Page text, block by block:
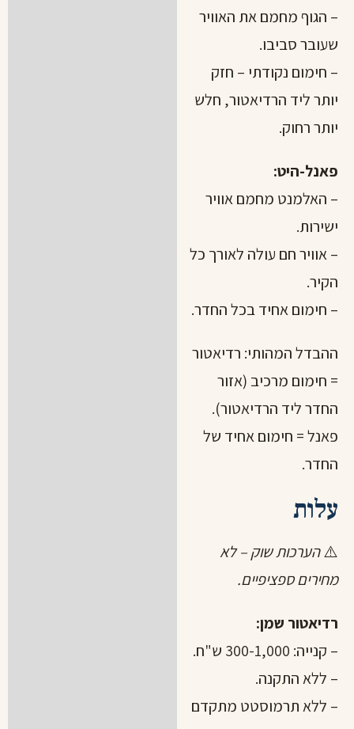
– הגוף מחמם את האוויר
שעובר סביבו.
– חימום נקודתי – חזק
יותר ליד הרדיאטור, חלש
יותר רחוק.
פאנל-היט:
– האלמנט מחמם אוויר
ישירות.
– אוויר חם עולה לאורך כל
הקיר.
– חימום אחיד בכל החדר.
ההבדל המהותי: רדיאטור
= חימום מרכיב (אזור
החדר ליד הרדיאטור).
פאנל = חימום אחיד של
החדר.
עלות
⚠️הערכות שוק – לא
מחירים ספציפיים.
רדיאטור שמן:
– קנייה: 300-1,000 ש"ח.
– ללא התקנה.
– ללא תרמוסטט מתקדם